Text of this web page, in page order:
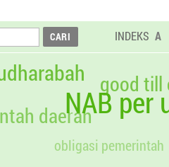
INDEKS A
NAB per
obligasi pemerintah
daerah
good till